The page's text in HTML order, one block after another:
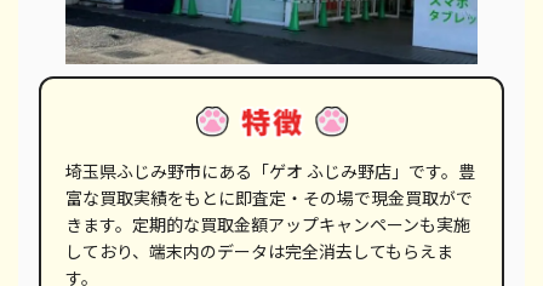
埼玉県ふじみ野市にある「ゲオ ふじみ野店」です。豊
富な買取実績をもとに即査定・その場で現金買取がで
きます。定期的な買取金額アップキャンペーンも実施
しており、端末内のデータは完全消去してもらえま
す。